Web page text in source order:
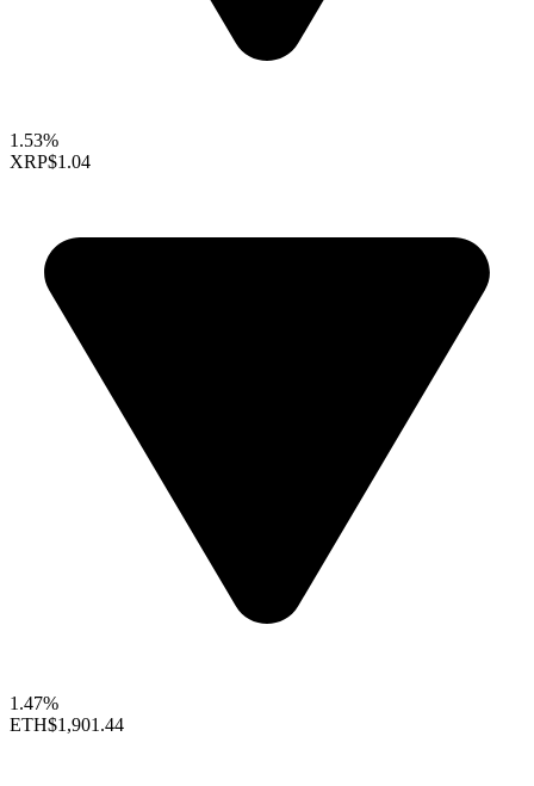
1.53%
XRP$1.04
1.47%
ETH$1,901.44